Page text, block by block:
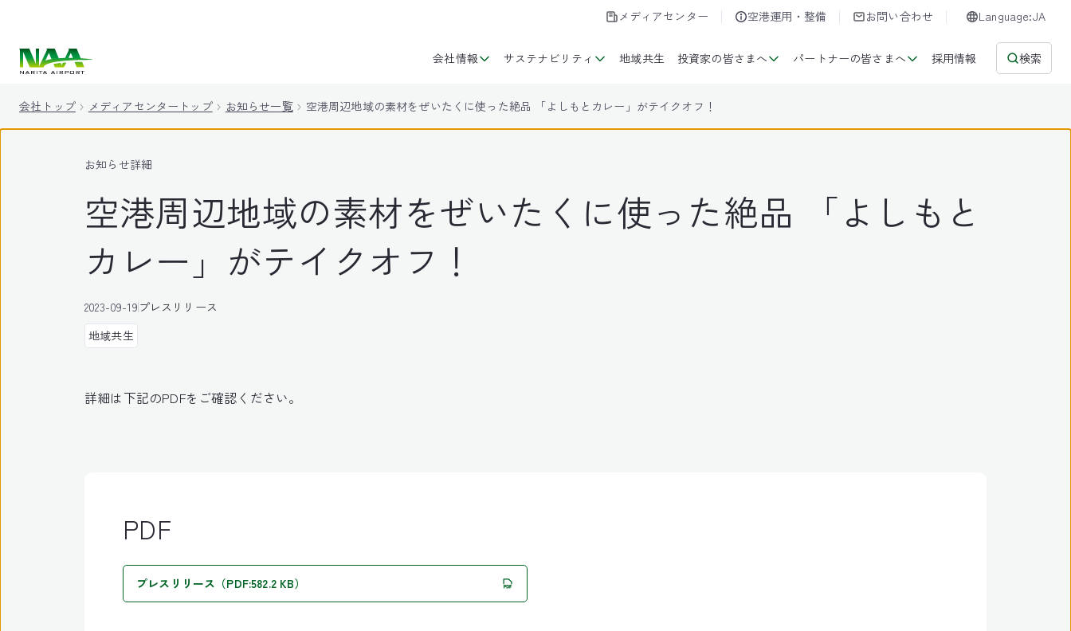
メディアセンター 空港運用・整備 お問い合わせ Language:JA
会社情報 サステナビリティ 地域共生 投資家の皆さまへ パートナーの皆さまへ 採用情報 検索
会社トップ メディアセンタートップ お知らせ一覧 空港周辺地域の素材をぜいたくに使った絶品 「よしもとカレー」がテイクオフ！
お知らせ詳細
空港周辺地域の素材をぜいたくに使った絶品 「よしもと
カレー」がテイクオフ！
2023-09-19プレスリリース
地域共生
詳細は下記のPDFをご確認ください。
PDF
プレスリリース（PDF:582.2 KB）